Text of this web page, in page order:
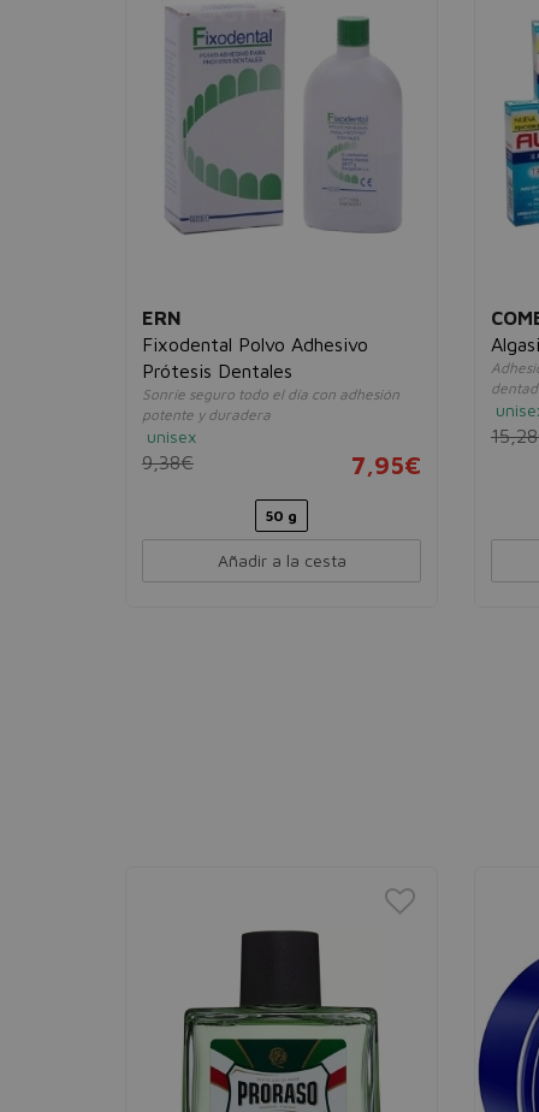
ERN
Fixodental Polvo Adhesivo
Prótesis Dentales
Sonríe seguro todo el día con adhesión
potente y duradera
unisex
9,38€ 7,95€
50 g
Añadir a la cesta